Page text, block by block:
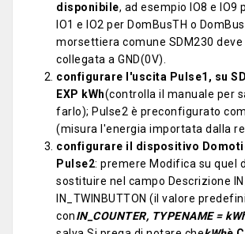
disponibile, ad esempio IO8 e IO9
IO1 e IO2 per DomBusTH o
morsettiera comune SDM230 deve
collegata a GND(0V).
configurare l'uscita Pulse1, su
EXP kWh(controlla il manuale per
farlo); Pulse2 è preconfigurato
(misura l'energia importata dalla
configurare il dispositivo
Pulse2: premere Modifica su quel
sostituire nel campo Descrizione
IN_TWINBUTTON (il valore
conIN_COUNTER, TYPENAME =